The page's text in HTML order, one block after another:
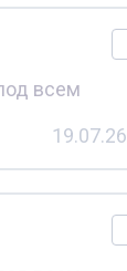
всем
19.07.26